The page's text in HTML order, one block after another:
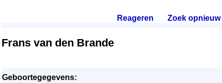
Reageren Zoek opnieuw.
Frans van den Brande
Geboortegegevens: